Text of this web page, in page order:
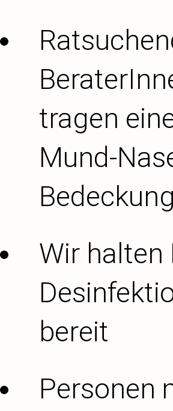
tragen
Mund-
Bedeckung
Wir halten
bereit
Personen